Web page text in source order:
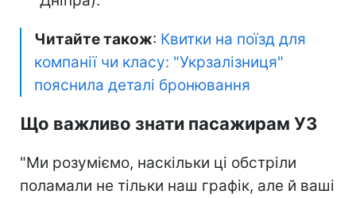
Читайте також: Квитки на поїзд для
компанії чи класу: "Укрзалізниця"
пояснила деталі бронювання
Що важливо знати пасажирам УЗ
"Ми розуміємо, наскільки ці обстріли
поламали не тільки наш графік, але й ваші